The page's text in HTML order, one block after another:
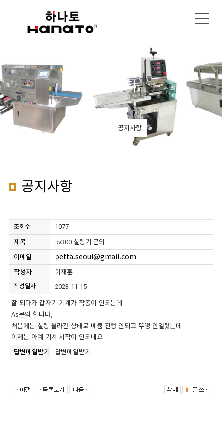
커뮤니티
공지사항
공지사항
조회수 1077
제목
cv300 실링기 문의
이메일
petta.seoul@gmail.com
작성자 이재훈
작성일자 2023-11-15
잘 되다가 갑자기 기계가 작동이 안되는데
As문의 합니다,
처음에는 실링 올라간 상태로 베큠 진행 안되고 뚜껑 안열렸는데
이제는 아예 기계 시작이 안되네요
답변메일받기 답변메일받기